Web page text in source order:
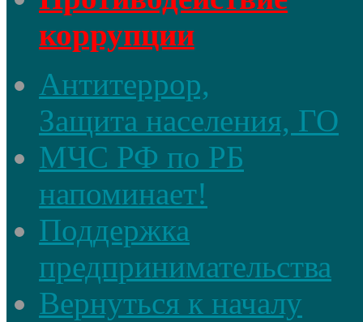
коррупции
Антитеррор,
Защита населения, ГО
МЧС РФ по РБ
напоминает!
Поддержка
предпринимательства
Вернуться к началу